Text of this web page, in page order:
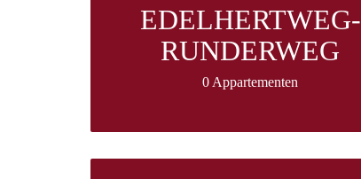
EDELHERTWEG-
RUNDERWEG
0 Appartementen